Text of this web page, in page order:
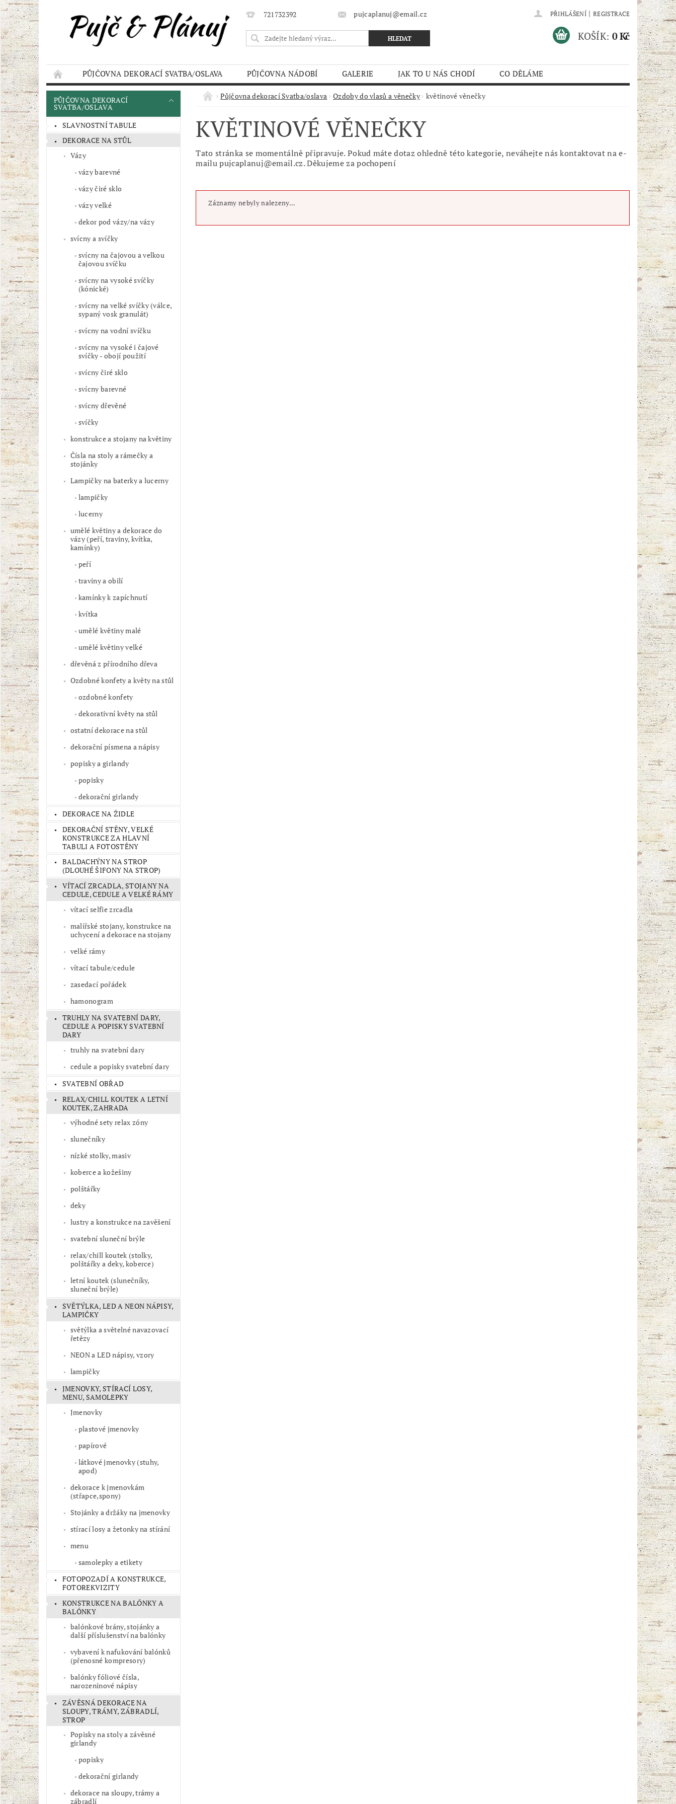
721732392 pujcaplanuj@email.cz PŘIHLÁŠENÍ | REGISTRACE
KOŠÍK: 0 Kč
PŮJČOVNA DEKORACÍ SVATBA/OSLAVA PŮJČOVNA NÁDOBÍ GALERIE JAK TO U NÁS CHODÍ
CO DĚLÁME
KONTAKT
AKCE OBCHODNÍ PODMÍNKY
PŮJČOVNA DEKORACÍ
SVATBA/OSLAVA
SLAVNOSTNÍ TABULE
DEKORACE NA STŮL
Vázy
vázy barevné
vázy čiré sklo
vázy velké
dekor pod vázy/na vázy
svícny a svíčky
svícny na čajovou a velkou
čajovou svíčku
svícny na vysoké svíčky
(kónické)
svícny na velké svíčky (válce,
sypaný vosk granulát)
svícny na vodní svíčku
svícny na vysoké i čajové
svíčky - obojí použití
svícny čiré sklo
svícny barevné
svícny dřevěné
svíčky
konstrukce a stojany na květiny
Čísla na stoly a rámečky a
stojánky
Lampičky na baterky a lucerny
lampičky
lucerny
umělé květiny a dekorace do
vázy (peří, traviny, kvítka,
kamínky)
peří
traviny a obilí
kamínky k zapíchnutí
kvítka
umělé květiny malé
umělé květiny velké
dřevěná z přírodního dřeva
Ozdobné konfety a květy na stůl
ozdobné konfety
dekorativní květy na stůl
ostatní dekorace na stůl
dekorační písmena a nápisy
popisky a girlandy
popisky
dekorační girlandy
DEKORACE NA ŽIDLE
DEKORAČNÍ STĚNY, VELKÉ
KONSTRUKCE ZA HLAVNÍ
TABULI A FOTOSTĚNY
BALDACHÝNY NA STROP
(DLOUHÉ ŠIFONY NA STROP)
VÍTACÍ ZRCADLA, STOJANY NA
CEDULE, CEDULE A VELKÉ RÁMY
vítací selfie zrcadla
malířské stojany, konstrukce na
uchycení a dekorace na stojany
velké rámy
vítací tabule/cedule
zasedací pořádek
hamonogram
TRUHLY NA SVATEBNÍ DARY,
CEDULE A POPISKY SVATEBNÍ
DARY
truhly na svatební dary
cedule a popisky svatební dary
SVATEBNÍ OBŘAD
RELAX/CHILL KOUTEK A LETNÍ
KOUTEK, ZAHRADA
výhodné sety relax zóny
slunečníky
nízké stolky, masiv
koberce a kožešiny
polštářky
deky
lustry a konstrukce na zavěšení
svatební sluneční brýle
relax/chill koutek (stolky,
polštářky a deky, koberce)
letní koutek (slunečníky,
sluneční brýle)
SVĚTÝLKA, LED A NEON NÁPISY,
LAMPIČKY
světýlka a světelné navazovací
řetězy
NEON a LED nápisy, vzory
lampičky
JMENOVKY, STÍRACÍ LOSY,
MENU, SAMOLEPKY
Jmenovky
plastové jmenovky
papírové
látkové jmenovky (stuhy,
apod)
dekorace k jmenovkám
(střapce,spony)
Stojánky a držáky na jmenovky
stírací losy a žetonky na stírání
menu
samolepky a etikety
FOTOPOZADÍ A KONSTRUKCE,
FOTOREKVIZITY
KONSTRUKCE NA BALÓNKY A
BALÓNKY
balónkové brány, stojánky a
další příslušenství na balónky
vybavení k nafukování balónků
(přenosné kompresory)
balónky fóliové čísla,
narozeninové nápisy
ZÁVĚSNÁ DEKORACE NA
SLOUPY, TRÁMY, ZÁBRADLÍ,
STROP
Popisky na stoly a závěsné
girlandy
popisky
dekorační girlandy
dekorace na sloupy, trámy a
zábradlí
Půjčovna dekorací Svatba/oslava Ozdoby do vlasů a věnečky květinové věnečky
KVĚTINOVÉ VĚNEČKY
Tato stránka se momentálně připravuje. Pokud máte dotaz ohledně této kategorie, neváhejte nás kontaktovat na e-
mailu pujcaplanuj@email.cz. Děkujeme za pochopení
Záznamy nebyly nalezeny...